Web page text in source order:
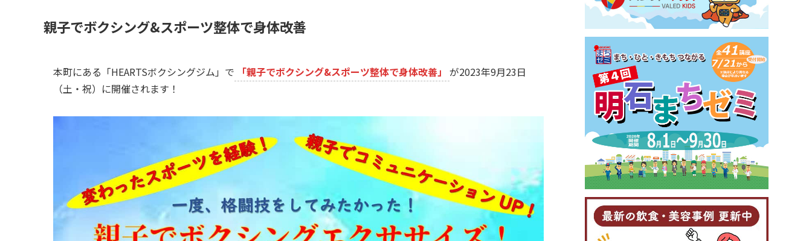
親子でボクシング&スポーツ整体で身体改善
本町にある「HEARTSボクシングジム」で 「親子でボクシング&スポーツ整体で身体改善」 が2023年9月23日
（土・祝）に開催されます！